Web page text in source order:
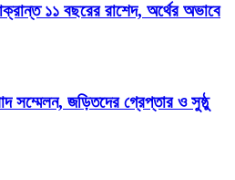
১১ বছরের রাশেদ, অর্থের অভাবে
সম্মেলন, জড়িতদের গ্রেপ্তার ও সুষ্ঠু